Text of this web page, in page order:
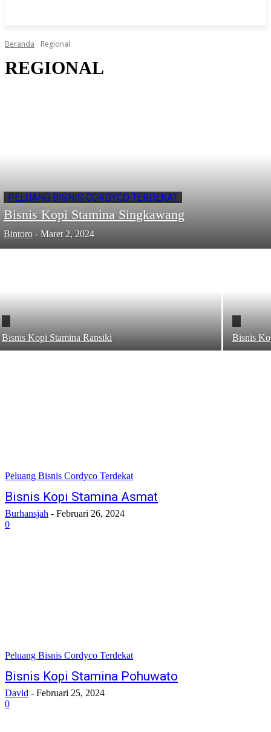
Beranda Regional
REGIONAL
PELUANG BISNIS CORDYCO TERDEKAT
Bisnis Kopi Stamina Singkawang
Bintoro - Maret 2, 2024
Bisnis Kopi Stamina Ransiki Bisnis
Peluang Bisnis Cordyco Terdekat
Bisnis Kopi Stamina Asmat
Burhansjah - Februari 26, 2024
0
Peluang Bisnis Cordyco Terdekat
Bisnis Kopi Stamina Pohuwato
David - Februari 25, 2024
0